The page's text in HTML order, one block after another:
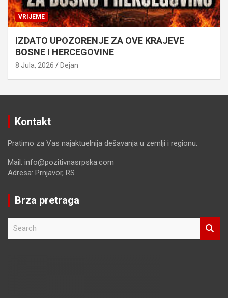
VRIJEME
IZDATO UPOZORENJE ZA OVE KRAJEVE
BOSNE I HERCEGOVINE
8 Jula, 2026 Dejan
Kontakt
Pratimo za Vas najaktuelnija dešavanja u zemlji i regionu.
Mail: info@pozitivnasrpska.com
Adresa: Prnjavor, RS
Brza pretraga